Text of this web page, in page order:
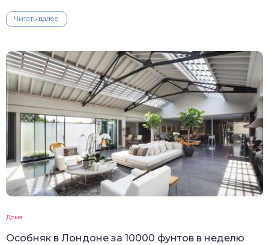
Читать далее
Дома
Особняк в Лондоне за 10000 фунтов в неделю